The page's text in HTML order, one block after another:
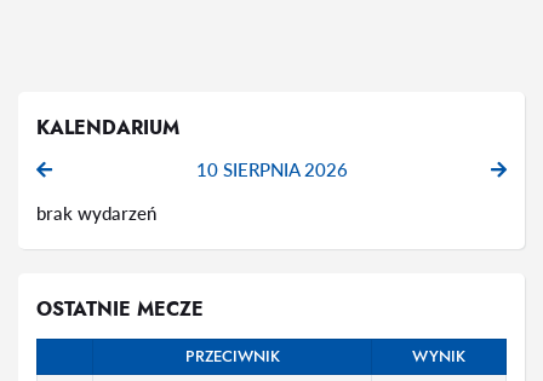
KALENDARIUM
10 SIERPNIA 2026
brak wydarzeń
OSTATNIE MECZE
PRZECIWNIK WYNIK